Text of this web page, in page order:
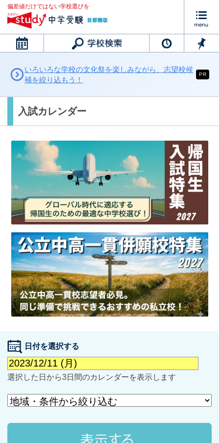
偏差値だけではない学校選びを
カレンダー
最近見た学校
学校閲覧履歴はありません
ブックマークした学校
ブックマークした学校はありません
いろいろな学校の文化祭を楽しみながら、志望校候
補を絞り込もう！
PR
入試カレンダー
日付を選択する
選択した日から3日間のカレンダーを表示します